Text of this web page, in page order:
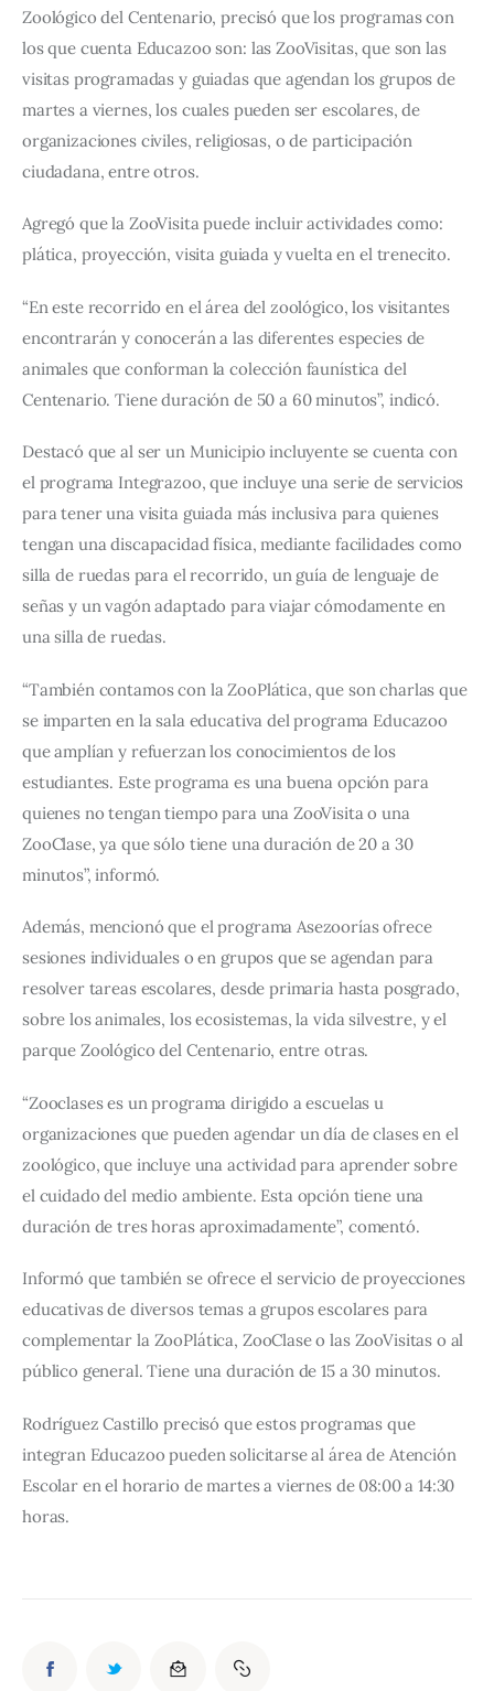
Zoológico del Centenario, precisó que los programas con
los que cuenta Educazoo son: las ZooVisitas, que son las
visitas programadas y guiadas que agendan los grupos de
martes a viernes, los cuales pueden ser escolares, de
organizaciones civiles, religiosas, o de participación
ciudadana, entre otros.
Agregó que la ZooVisita puede incluir actividades como:
plática, proyección, visita guiada y vuelta en el trenecito.
“En este recorrido en el área del zoológico, los visitantes
encontrarán y conocerán a las diferentes especies de
animales que conforman la colección faunística del
Centenario. Tiene duración de 50 a 60 minutos”, indicó.
Destacó que al ser un Municipio incluyente se cuenta con
el programa Integrazoo, que incluye una serie de servicios
para tener una visita guiada más inclusiva para quienes
tengan una discapacidad física, mediante facilidades como
silla de ruedas para el recorrido, un guía de lenguaje de
señas y un vagón adaptado para viajar cómodamente en
una silla de ruedas.
“También contamos con la ZooPlática, que son charlas que
se imparten en la sala educativa del programa Educazoo
que amplían y refuerzan los conocimientos de los
estudiantes. Este programa es una buena opción para
quienes no tengan tiempo para una ZooVisita o una
ZooClase, ya que sólo tiene una duración de 20 a 30
minutos”, informó.
Además, mencionó que el programa Asezoorías ofrece
sesiones individuales o en grupos que se agendan para
resolver tareas escolares, desde primaria hasta posgrado,
sobre los animales, los ecosistemas, la vida silvestre, y el
parque Zoológico del Centenario, entre otras.
“Zooclases es un programa dirigido a escuelas u
organizaciones que pueden agendar un día de clases en el
zoológico, que incluye una actividad para aprender sobre
el cuidado del medio ambiente. Esta opción tiene una
duración de tres horas aproximadamente”, comentó.
Informó que también se ofrece el servicio de proyecciones
educativas de diversos temas a grupos escolares para
complementar la ZooPlática, ZooClase o las ZooVisitas o al
público general. Tiene una duración de 15 a 30 minutos.
Rodríguez Castillo precisó que estos programas que
integran Educazoo pueden solicitarse al área de Atención
Escolar en el horario de martes a viernes de 08:00 a 14:30
horas.